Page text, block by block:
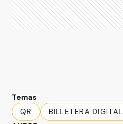
Temas
QR
BILLETERA DIGITAL